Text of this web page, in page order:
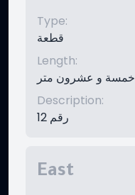
Type:
قطعة
Length:
خمسة و عشرون متر
Description:
رقم 12
East